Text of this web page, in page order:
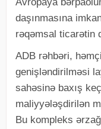
daşınmasına
rəqəmsal ticarətin
ADB rəhbəri,
genişləndirilməsi
sahəsinə baxış
maliyyələşdirilən
Bu kompleks